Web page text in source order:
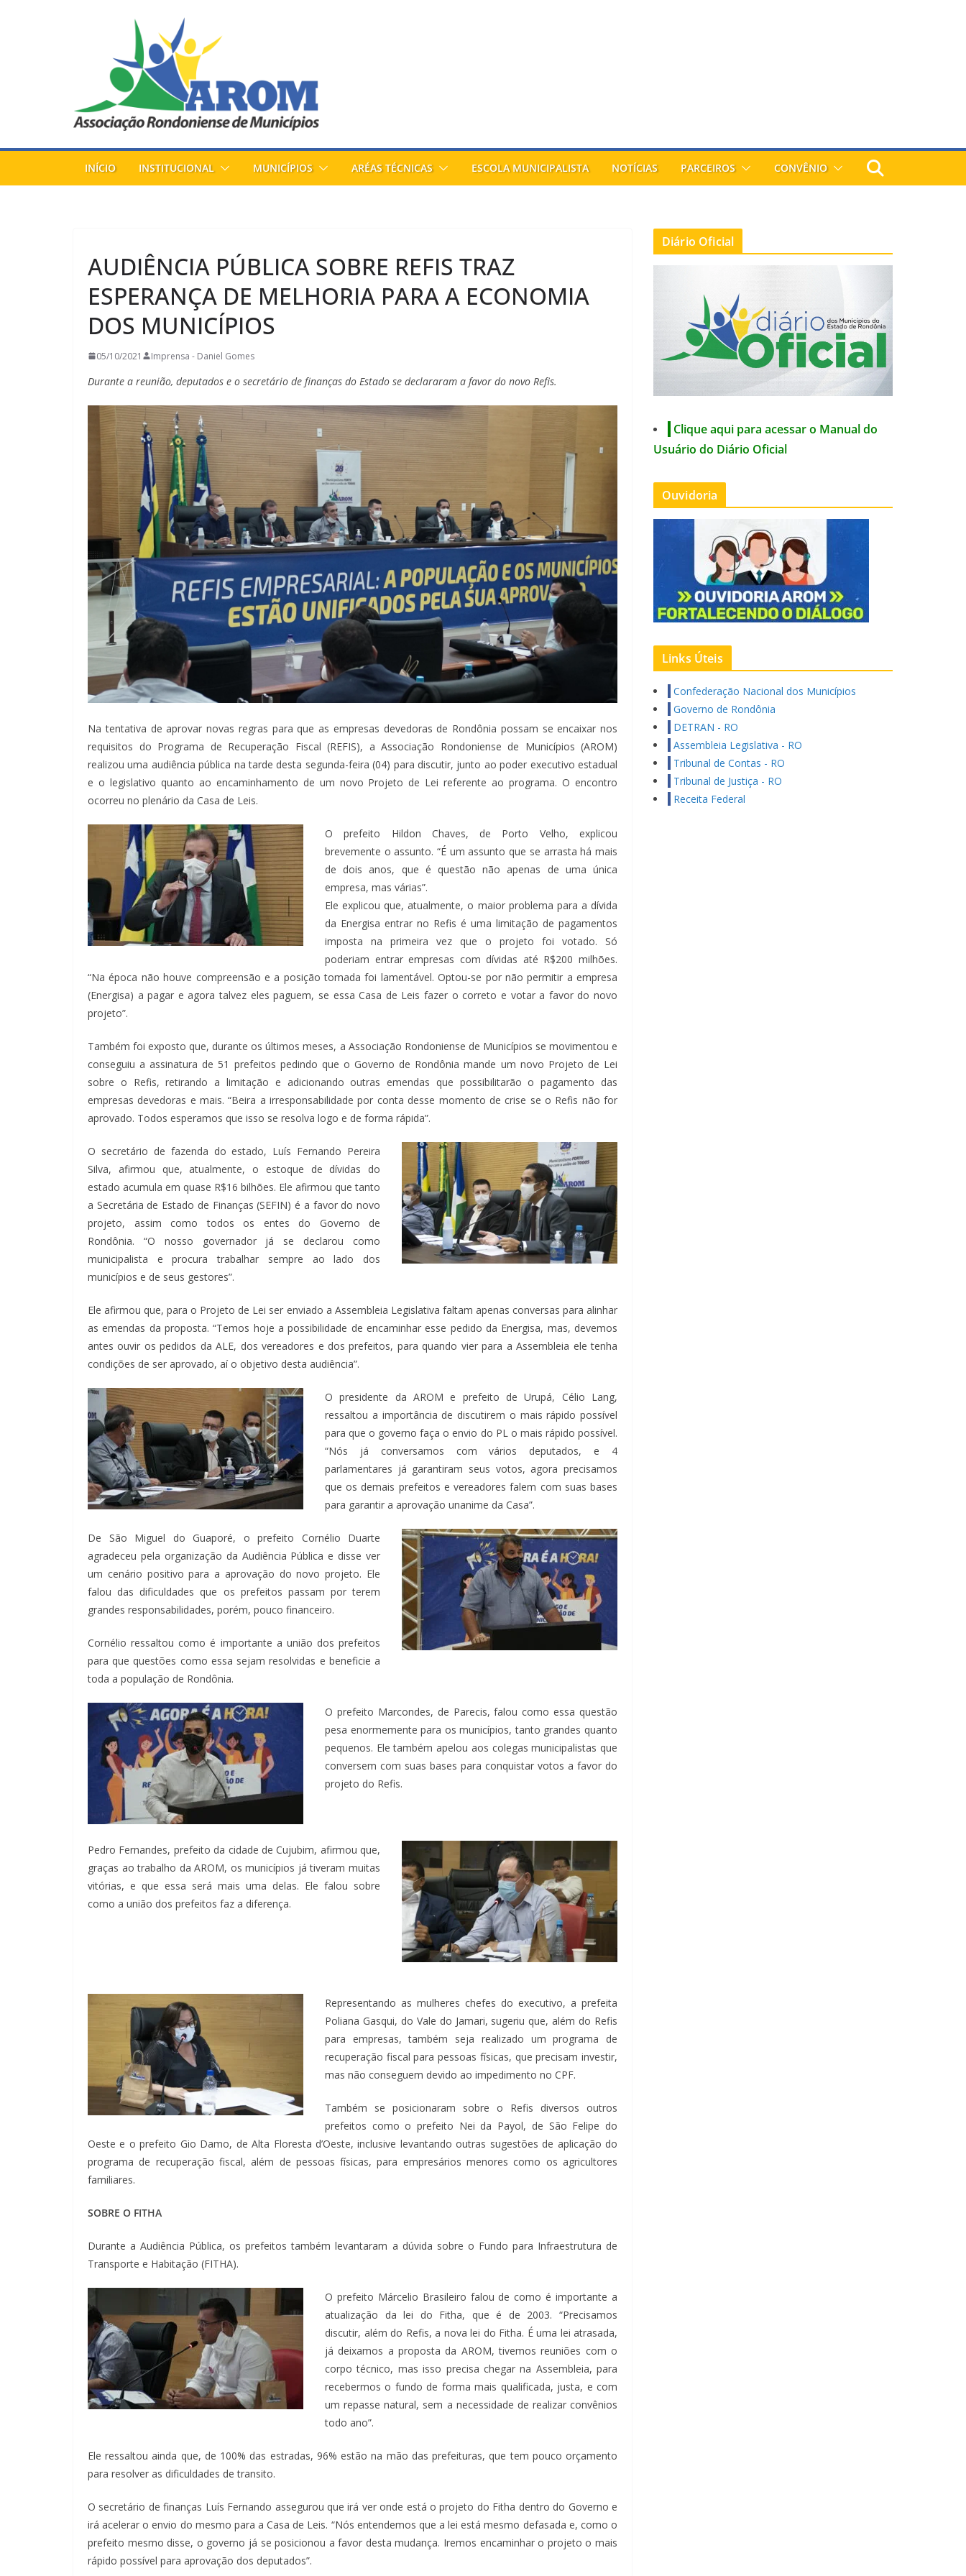
INÍCIO INSTITUCIONAL MUNICÍPIOS ARÉAS TÉCNICAS ESCOLA MUNICIPALISTA NOTÍCIAS PARCEIROS CONVÊNIO
AUDIÊNCIA PÚBLICA SOBRE REFIS TRAZ
ESPERANÇA DE MELHORIA PARA A ECONOMIA
DOS MUNICÍPIOS
05/10/2021 Imprensa - Daniel Gomes
Durante a reunião, deputados e o secretário de finanças do Estado se declararam a favor do novo Refis.
Na tentativa de aprovar novas regras para que as empresas devedoras de Rondônia possam se encaixar nos
requisitos do Programa de Recuperação Fiscal (REFIS), a Associação Rondoniense de Municípios (AROM)
realizou uma audiência pública na tarde desta segunda-feira (04) para discutir, junto ao poder executivo estadual
e o legislativo quanto ao encaminhamento de um novo Projeto de Lei referente ao programa. O encontro
ocorreu no plenário da Casa de Leis.
O prefeito Hildon Chaves, de Porto Velho, explicou
brevemente o assunto. “É um assunto que se arrasta há mais
de dois anos, que é questão não apenas de uma única
empresa, mas várias”.
Ele explicou que, atualmente, o maior problema para a dívida
da Energisa entrar no Refis é uma limitação de pagamentos
imposta na primeira vez que o projeto foi votado. Só
poderiam entrar empresas com dívidas até R$200 milhões.
“Na época não houve compreensão e a posição tomada foi lamentável. Optou-se por não permitir a empresa
(Energisa) a pagar e agora talvez eles paguem, se essa Casa de Leis fazer o correto e votar a favor do novo
projeto”.
Também foi exposto que, durante os últimos meses, a Associação Rondoniense de Municípios se movimentou e
conseguiu a assinatura de 51 prefeitos pedindo que o Governo de Rondônia mande um novo Projeto de Lei
sobre o Refis, retirando a limitação e adicionando outras emendas que possibilitarão o pagamento das
empresas devedoras e mais. “Beira a irresponsabilidade por conta desse momento de crise se o Refis não for
aprovado. Todos esperamos que isso se resolva logo e de forma rápida”.
O secretário de fazenda do estado, Luís Fernando Pereira
Silva, afirmou que, atualmente, o estoque de dívidas do
estado acumula em quase R$16 bilhões. Ele afirmou que tanto
a Secretária de Estado de Finanças (SEFIN) é a favor do novo
projeto, assim como todos os entes do Governo de
Rondônia. “O nosso governador já se declarou como
municipalista e procura trabalhar sempre ao lado dos
municípios e de seus gestores”.
Ele afirmou que, para o Projeto de Lei ser enviado a Assembleia Legislativa faltam apenas conversas para alinhar
as emendas da proposta. “Temos hoje a possibilidade de encaminhar esse pedido da Energisa, mas, devemos
antes ouvir os pedidos da ALE, dos vereadores e dos prefeitos, para quando vier para a Assembleia ele tenha
condições de ser aprovado, aí o objetivo desta audiência”.
O presidente da AROM e prefeito de Urupá, Célio Lang,
ressaltou a importância de discutirem o mais rápido possível
para que o governo faça o envio do PL o mais rápido possível.
“Nós já conversamos com vários deputados, e 4
parlamentares já garantiram seus votos, agora precisamos
que os demais prefeitos e vereadores falem com suas bases
para garantir a aprovação unanime da Casa”.
De São Miguel do Guaporé, o prefeito Cornélio Duarte
agradeceu pela organização da Audiência Pública e disse ver
um cenário positivo para a aprovação do novo projeto. Ele
falou das dificuldades que os prefeitos passam por terem
grandes responsabilidades, porém, pouco financeiro.
Cornélio ressaltou como é importante a união dos prefeitos
para que questões como essa sejam resolvidas e beneficie a
toda a população de Rondônia.
O prefeito Marcondes, de Parecis, falou como essa questão
pesa enormemente para os municípios, tanto grandes quanto
pequenos. Ele também apelou aos colegas municipalistas que
conversem com suas bases para conquistar votos a favor do
projeto do Refis.
Pedro Fernandes, prefeito da cidade de Cujubim, afirmou que,
graças ao trabalho da AROM, os municípios já tiveram muitas
vitórias, e que essa será mais uma delas. Ele falou sobre
como a união dos prefeitos faz a diferença.
Representando as mulheres chefes do executivo, a prefeita
Poliana Gasqui, do Vale do Jamari, sugeriu que, além do Refis
para empresas, também seja realizado um programa de
recuperação fiscal para pessoas físicas, que precisam investir,
mas não conseguem devido ao impedimento no CPF.
Também se posicionaram sobre o Refis diversos outros
prefeitos como o prefeito Nei da Payol, de São Felipe do
Oeste e o prefeito Gio Damo, de Alta Floresta d’Oeste, inclusive levantando outras sugestões de aplicação do
programa de recuperação fiscal, além de pessoas físicas, para empresários menores como os agricultores
familiares.
SOBRE O FITHA
Durante a Audiência Pública, os prefeitos também levantaram a dúvida sobre o Fundo para Infraestrutura de
Transporte e Habitação (FITHA).
O prefeito Márcelio Brasileiro falou de como é importante a
atualização da lei do Fitha, que é de 2003. “Precisamos
discutir, além do Refis, a nova lei do Fitha. É uma lei atrasada,
já deixamos a proposta da AROM, tivemos reuniões com o
corpo técnico, mas isso precisa chegar na Assembleia, para
recebermos o fundo de forma mais qualificada, justa, e com
um repasse natural, sem a necessidade de realizar convênios
todo ano”.
Ele ressaltou ainda que, de 100% das estradas, 96% estão na mão das prefeituras, que tem pouco orçamento
para resolver as dificuldades de transito.
O secretário de finanças Luís Fernando assegurou que irá ver onde está o projeto do Fitha dentro do Governo e
irá acelerar o envio do mesmo para a Casa de Leis. “Nós entendemos que a lei está mesmo defasada e, como o
prefeito mesmo disse, o governo já se posicionou a favor desta mudança. Iremos encaminhar o projeto o mais
rápido possível para aprovação dos deputados”.
Diário Oficial
Clique aqui para acessar o Manual do
Usuário do Diário Oficial
Ouvidoria
Links Úteis
Confederação Nacional dos Municípios
Governo de Rondônia
DETRAN - RO
Assembleia Legislativa - RO
Tribunal de Contas - RO
Tribunal de Justiça - RO
Receita Federal